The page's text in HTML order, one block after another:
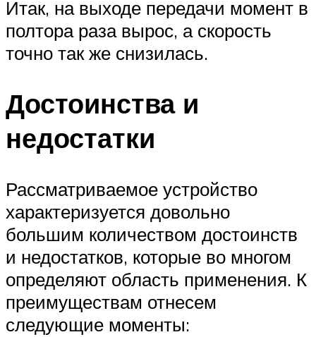
Итак, на выходе передачи момент в
полтора раза вырос, а скорость
точно так же снизилась.
Достоинства и
недостатки
Рассматриваемое устройство
характеризуется довольно
большим количеством достоинств
и недостатков, которые во многом
определяют область применения. К
преимуществам отнесем
следующие моменты: